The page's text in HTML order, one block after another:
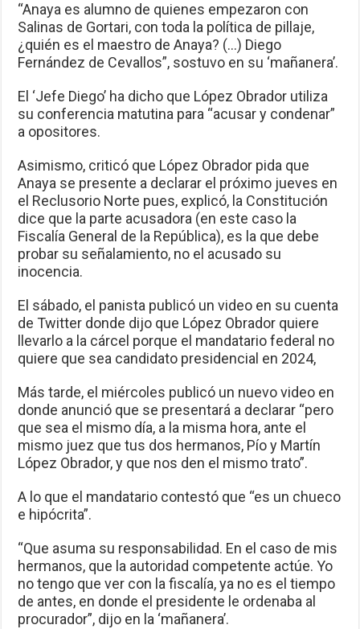
“Anaya es alumno de quienes empezaron con
Salinas de Gortari, con toda la política de pillaje,
¿quién es el maestro de Anaya? (…) Diego
Fernández de Cevallos”, sostuvo en su ‘mañanera’.
El ‘Jefe Diego’ ha dicho que López Obrador utiliza
su conferencia matutina para “acusar y condenar”
a opositores.
Asimismo, criticó que López Obrador pida que
Anaya se presente a declarar el próximo jueves en
el Reclusorio Norte pues, explicó, la Constitución
dice que la parte acusadora (en este caso la
Fiscalía General de la República), es la que debe
probar su señalamiento, no el acusado su
inocencia.
El sábado, el panista publicó un video en su cuenta
de Twitter donde dijo que López Obrador quiere
llevarlo a la cárcel porque el mandatario federal no
quiere que sea candidato presidencial en 2024,
Más tarde, el miércoles publicó un nuevo video en
donde anunció que se presentará a declarar “pero
que sea el mismo día, a la misma hora, ante el
mismo juez que tus dos hermanos, Pío y Martín
López Obrador, y que nos den el mismo trato”.
A lo que el mandatario contestó que “es un chueco
e hipócrita”.
“Que asuma su responsabilidad. En el caso de mis
hermanos, que la autoridad competente actúe. Yo
no tengo que ver con la fiscalía, ya no es el tiempo
de antes, en donde el presidente le ordenaba al
procurador”, dijo en la ‘mañanera’.